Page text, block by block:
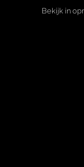
Bekijk in